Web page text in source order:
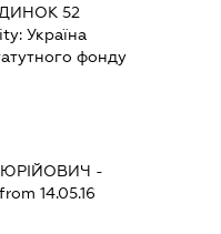
52
Україна
фонду
ЮРІЙОВИЧ -
14.05.16